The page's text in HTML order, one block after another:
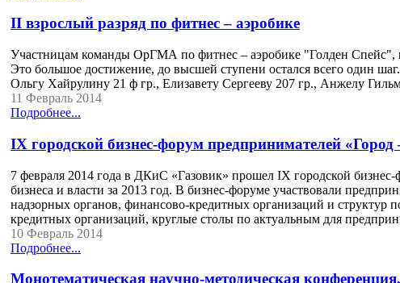
II взрослый разряд по фитнес – аэробике
Участницам команды ОрГМА по фитнес – аэробике "Голден Спейс",
Это большое достижение, до высшей ступени остался всего один
Ольгу Хайрулину 21 ф гр., Елизавету Сергееву 207 гр., Анжелу
11 Февраль 2014
Подробнее...
IX городской бизнес-форум предпринимателей «Город
7 февраля 2014 года в ДКиС «Газовик» прошел IX городской
бизнеса и власти за 2013 год. В бизнес-форуме участвовали
надзорных органов, финансово-кредитных организаций и
кредитных организаций, круглые столы по актуальным для
10 Февраль 2014
Подробнее...
Монотематическая научно-методическая